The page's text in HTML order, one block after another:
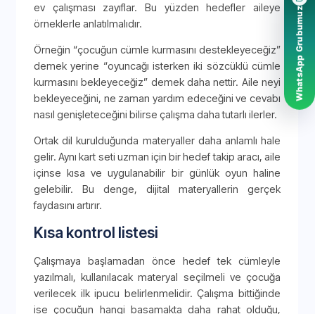
ev çalışması zayıflar. Bu yüzden hedefler aileye
örneklerle anlatılmalıdır.
Örneğin “çocuğun cümle kurmasını destekleyeceğiz”
demek yerine “oyuncağı isterken iki sözcüklü cümle
kurmasını bekleyeceğiz” demek daha nettir. Aile neyi
bekleyeceğini, ne zaman yardım edeceğini ve cevabı
nasıl genişleteceğini bilirse çalışma daha tutarlı ilerler.
Ortak dil kurulduğunda materyaller daha anlamlı hale
gelir. Aynı kart seti uzman için bir hedef takip aracı, aile
içinse kısa ve uygulanabilir bir günlük oyun haline
gelebilir. Bu denge, dijital materyallerin gerçek
faydasını artırır.
Kısa kontrol listesi
Çalışmaya başlamadan önce hedef tek cümleyle
yazılmalı, kullanılacak materyal seçilmeli ve çocuğa
verilecek ilk ipucu belirlenmelidir. Çalışma bittiğinde
ise çocuğun hangi basamakta daha rahat olduğu,
WhatsApp Grubumuz